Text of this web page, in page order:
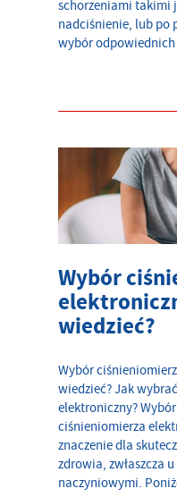
schorzeniami takimi
nadciśnienie, lub po
wybór
Wybór
wiedzieć?
Wybór
wiedzieć? Jak
elektroniczny?
ciśnieniomierza
znaczenie dla
zdrowia, zwłaszcza
naczyniowymi.